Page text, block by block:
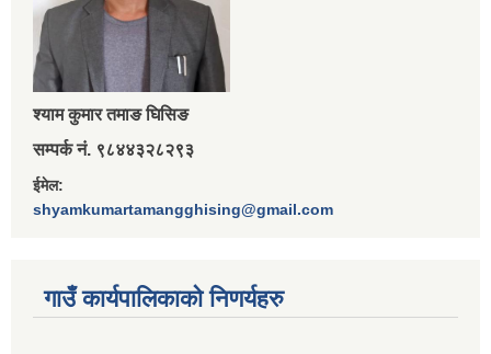
श्‍याम कुमार तमाङ घिसिङ
सम्पर्क नं. ९८४४३२८२९३
ईमेल:
shyamkumartamangghising@gmail.com
गाउँ कार्यपालिकाकाे निणर्यहरु